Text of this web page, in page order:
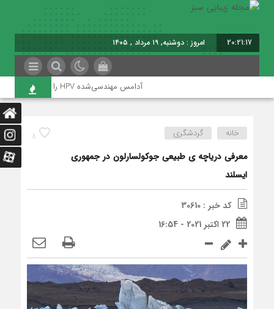
20:21:18 امروز : دوشنبه, ۱۹ مرداد , ۱۴۰۵
آدامس مهندسی‌شده‌ HPV را تا ۹۳ درصد کاهش داد!
8 خانه گردشگری
معرفی دریاچه ی طبیعی جوکولسارلون در جمهوری
ایسلند
کد خبر : 30610
22 اکتبر 2021 - 16:54